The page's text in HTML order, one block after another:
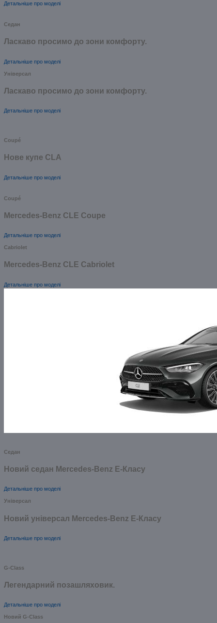
Детальніше про моделі
Седан
Ласкаво просимо до зони комфорту.
Детальніше про моделі
Універсал
Ласкаво просимо до зони комфорту.
Детальніше про моделі
Coupé
Нове купе CLA
Детальніше про моделі
Coupé
Mercedes-Benz CLE Coupe
Детальніше про моделі
Cabriolet
Mercedes-Benz CLE Cabriolet
Детальніше про моделі
Седан
Новий седан Mercedes-Benz Е-Класу
Детальніше про моделі
Універсал
Новий універсал Mercedes-Benz E-Класу
Детальніше про моделі
G-Class
Легендарний позашляховик.
Детальніше про моделі
Новий G-Class